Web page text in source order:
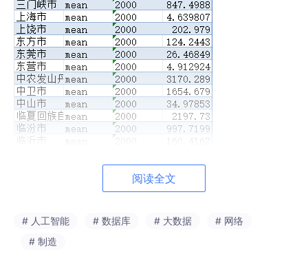
阅读全文
# 人工智能 # 数据库 # 大数据
# 网络
# 制造